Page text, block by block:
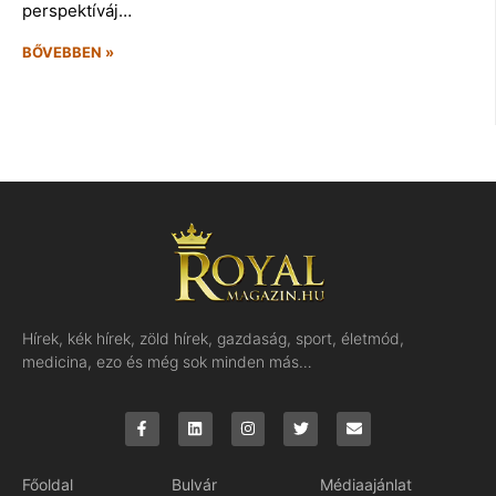
perspektíváj…
BŐVEBBEN »
Hírek, kék hírek, zöld hírek, gazdaság, sport, életmód,
medicina, ezo és még sok minden más…
Főoldal Bulvár Médiaajánlat